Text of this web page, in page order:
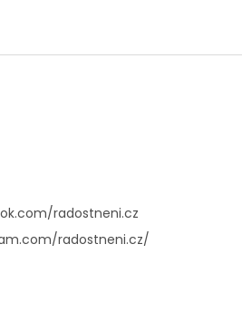
radostneni.cz
radostneni.cz/